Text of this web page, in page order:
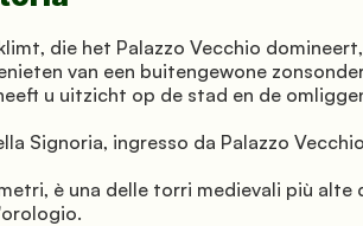
die het Palazzo Vecchio
van een buitengewone
u uitzicht op de stad en de
Signoria, ingresso da Palazzo
è una delle torri medievali più alte